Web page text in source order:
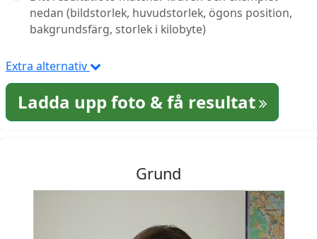
nedan (bildstorlek, huvudstorlek, ögons position,
bakgrundsfärg, storlek i kilobyte)
Extra alternativ
Ladda upp foto & få resultat
Grund